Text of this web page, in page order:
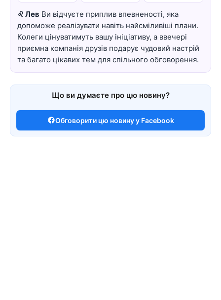
♌ Лев Ви відчуєте приплив впевненості, яка
допоможе реалізувати навіть найсміливіші плани.
Колеги цінуватимуть вашу ініціативу, а ввечері
приємна компанія друзів подарує чудовий настрій
та багато цікавих тем для спільного обговорення.
Що ви думаєте про цю новину?
Обговорити цю новину у Facebook